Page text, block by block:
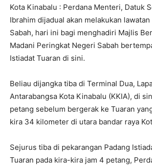
Kota Kinabalu : Perdana Menteri, Datuk
Ibrahim dijadual akan melakukan
Sabah, hari ini bagi menghadiri Majlis
Madani Peringkat Negeri Sabah
Istiadat Tuaran di sini.
Beliau dijangka tiba di Terminal Dua,
Antarabangsa Kota Kinabalu (KKIA), di
petang sebelum bergerak ke Tuaran
kira 34 kilometer di utara bandar raya
Sejurus tiba di pekarangan Padang
Tuaran pada kira-kira jam 4 petang,